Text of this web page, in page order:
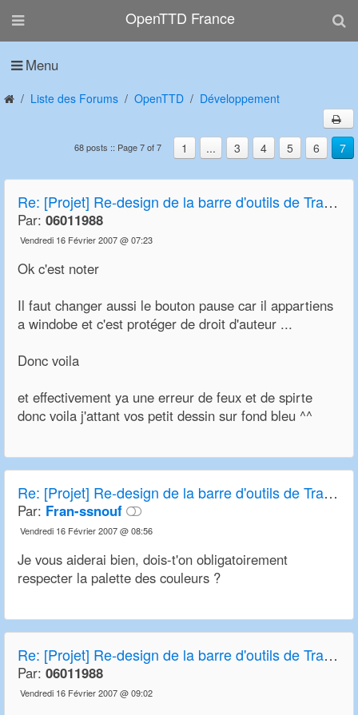
OpenTTD France
Menu
Liste des Forums OpenTTD Développement
1 ... 3 4 5 6 7
68 posts :: Page 7 of 7
Re: [Projet] Re-design de la barre d'outils de Transport Tycoon Deluxe et OpenTTD
Par: 06011988
Vendredi 16 Février 2007 @ 07:23
Ok c'est noter
Il faut changer aussi le bouton pause car il appartiens
a windobe et c'est protéger de droit d'auteur ...
Donc voila
et effectivement ya une erreur de feux et de spirte
donc voila j'attant vos petit dessin sur fond bleu ^^
Re: [Projet] Re-design de la barre d'outils de Transport Tycoon Deluxe et OpenTTD
Par: Fran-ssnouf
Vendredi 16 Février 2007 @ 08:56
Je vous aiderai bien, dois-t'on obligatoirement
respecter la palette des couleurs ?
Re: [Projet] Re-design de la barre d'outils de Transport Tycoon Deluxe et OpenTTD
Par: 06011988
Vendredi 16 Février 2007 @ 09:02